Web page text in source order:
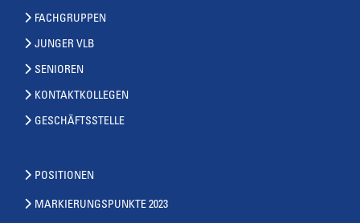
FACHGRUPPEN
JUNGER VLB
SENIOREN
KONTAKTKOLLEGEN
GESCHÄFTSSTELLE
POSITIONEN
MARKIERUNGSPUNKTE 2023